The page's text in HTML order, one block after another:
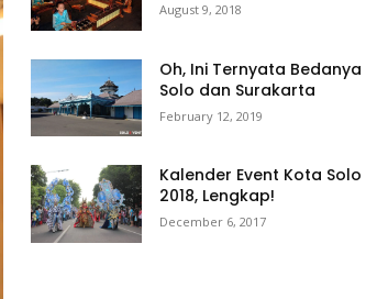
August 9, 2018
Oh, Ini Ternyata Bedanya
Solo dan Surakarta
February 12, 2019
Kalender Event Kota Solo
2018, Lengkap!
December 6, 2017